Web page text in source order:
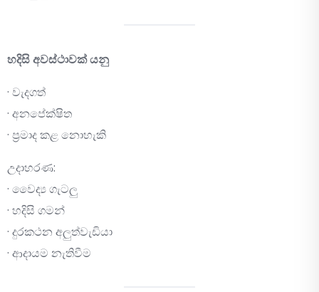
හදිසි අවස්ථාවක් යනු
· වැදගත්
· අනපේක්ෂිත
· ප්‍රමාද කළ නොහැකි
උදාහරණ:
· වෛද්‍ය ගැටලු
· හදිසි ගමන්
· දුරකථන අලුත්වැඩියා
· ආදායම නැතිවීම